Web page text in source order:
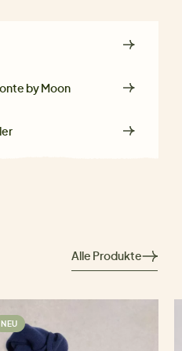
by Moon
Alle Produkte
NEU